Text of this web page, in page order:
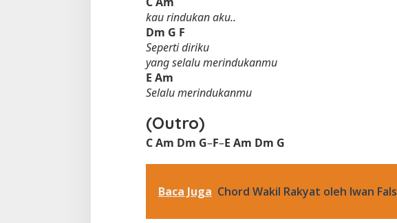
kau rindukan aku..
Dm G F
Seperti diriku
yang selalu merindukanmu
E Am
Selalu merindukanmu
(Outro)
CAm Dm G–F–E Am Dm G
Baca Juga Chord Wakil Rakyat oleh Iwan Fals